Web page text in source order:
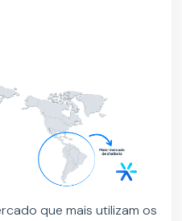
que mais utilizam os